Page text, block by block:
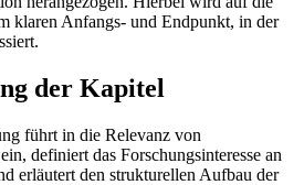
klaren Anfangs- und Endpunkt, in der
der Kapitel
führt in die Relevanz von
definiert das Forschungsinteresse an
erläutert den strukturellen Aufbau der